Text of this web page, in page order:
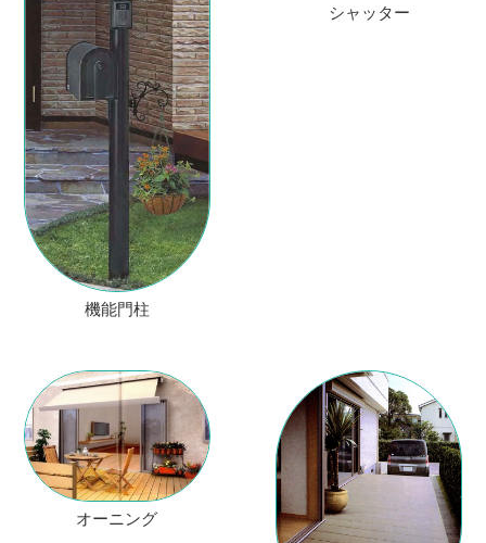
機能門柱
シャッター
オーニング